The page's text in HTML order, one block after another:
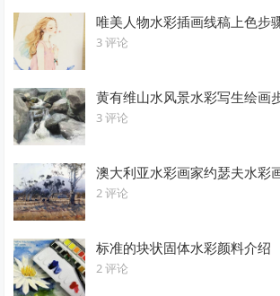
唯美人物水彩插画线稿上色步
3 评论
黄有维山水风景水彩写生绘画
3 评论
澳大利亚水彩画家约瑟夫水彩
2 评论
标准的块状固体水彩颜料介绍
2 评论